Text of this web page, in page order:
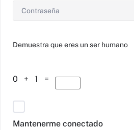
Alternative:
Demuestra que eres un ser humano
0 + 1 =
Mantenerme conectado